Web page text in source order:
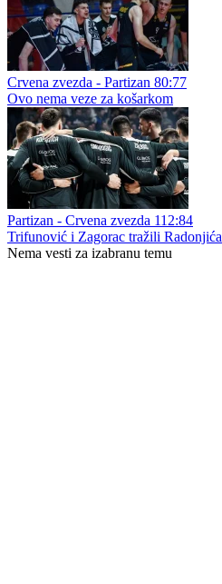
Crvena zvezda - Partizan 80:77
Ovo nema veze za košarkom
Partizan - Crvena zvezda 112:84
Trifunović i Zagorac tražili Radonjića
Nema vesti za izabranu temu